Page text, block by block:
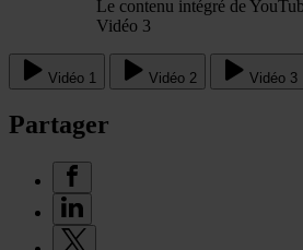
Le contenu intégré de
Vidéo 3
Vidéo 1 Vidéo 2 Vidéo 3
Partager